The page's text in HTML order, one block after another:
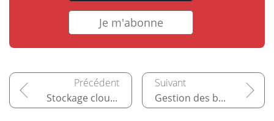
Je m'abonne
Stockage cloud et migration de données avec AWS Gestion des bases de données